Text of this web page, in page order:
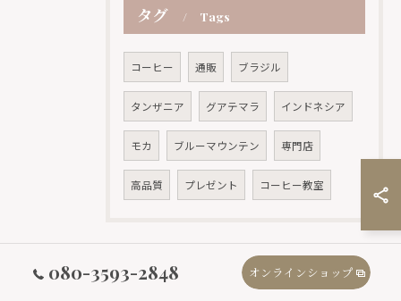
タグ Tags
コーヒー 通販 ブラジル
タンザニア グアテマラ インドネシア
モカ ブルーマウンテン 専門店
高品質 プレゼント コーヒー教室
080-3593-2848 オンラインショップ